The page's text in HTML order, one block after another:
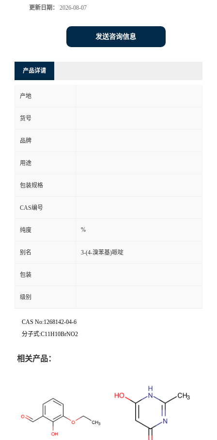
更新日期： 2026-08-07
发送咨询信息
产品详请
产地
货号
品牌
用途
包装规格
CAS编号
纯度 %
别名 3-(4-溴苯基)哌啶
包装
级别
CAS No:1268142-04-6
分子式:C11H10BrNO2
相关产品：